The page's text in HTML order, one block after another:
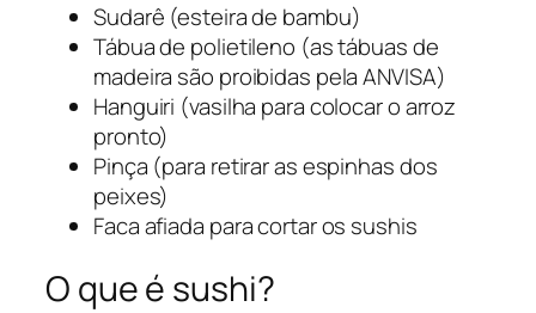
Sudarê (esteira de bambu)
Tábua de polietileno (as tábuas de
madeira são proibidas pela ANVISA)
Hanguiri (vasilha para colocar o arroz
pronto)
Pinça (para retirar as espinhas dos
peixes)
Faca afiada para cortar os sushis
O que é sushi?